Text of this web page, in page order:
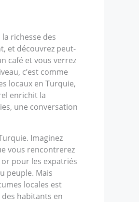
richesse des
et découvrez peut-
café et vous verrez
c’est comme
locaux en Turquie,
enrichit la
une conversation
Imaginez
vous rencontrerez
pour les expatriés
peuple. Mais
locales est
habitants en